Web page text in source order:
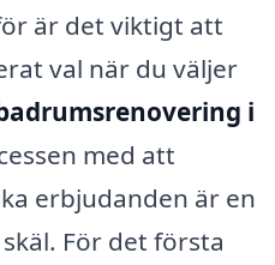
är det viktigt att
val när du väljer
i
med att
erbjudanden är en
För det första